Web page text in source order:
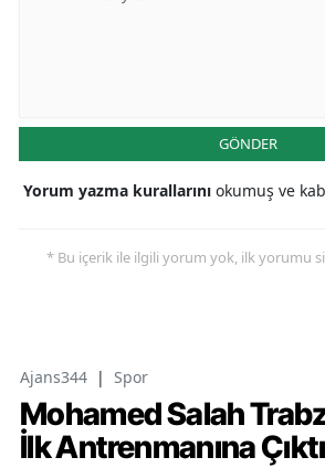
GÖNDER
Yorum yazma kurallarını okumuş ve
* Bu içerik ile ilgili yorum yok, ilk yorumu
Ajans344 | Spor
Mohamed Salah
İlk Antrenmanına Çıktı